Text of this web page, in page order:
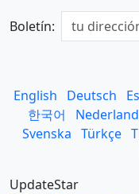
Boletín:
English Deutsch
한국어
Svenska Türkçe
UpdateStar